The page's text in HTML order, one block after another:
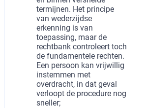
termijnen. Het principe
van wederzijdse
erkenning is van
toepassing, maar de
rechtbank controleert toch
de fundamentele rechten.
Een persoon kan vrijwillig
instemmen met
overdracht, in dat geval
verloopt de procedure nog
sneller;